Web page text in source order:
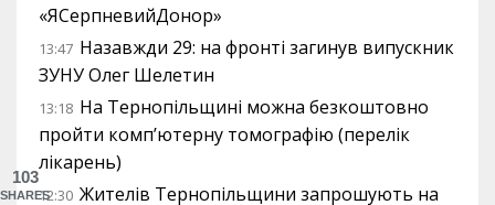
«ЯСерпневийДонор»
13:47 Назавжди 29: на фронті загинув випускник
ЗУНУ Олег Шелетин
13:18 На Тернопільщині можна безкоштовно
пройти комп’ютерну томографію (перелік
лікарень)
12:30 Жителів Тернопільщини запрошують на
103
SHARES